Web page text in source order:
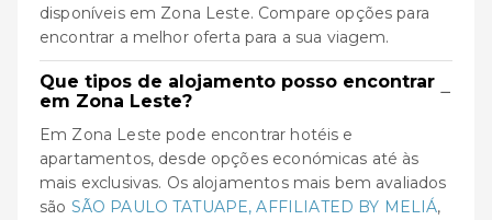
disponíveis em Zona Leste. Compare opções para
encontrar a melhor oferta para a sua viagem.
Que tipos de alojamento posso encontrar
em Zona Leste?
−
Em Zona Leste pode encontrar hotéis e
apartamentos, desde opções económicas até às
mais exclusivas. Os alojamentos mais bem avaliados
são SÃO PAULO TATUAPE, AFFILIATED BY MELIÁ,